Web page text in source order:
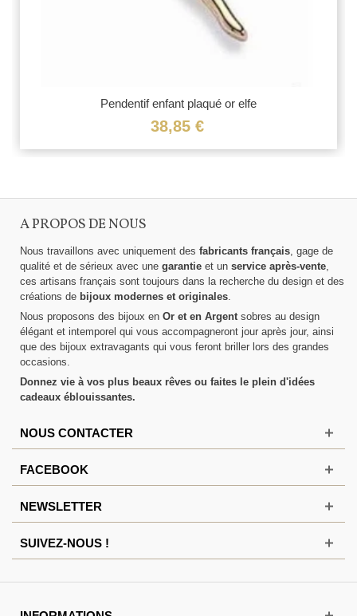
Pendentif enfant plaqué or elfe
38,85 €
A PROPOS DE NOUS
Nous travaillons avec uniquement des fabricants français, gage de
qualité et de sérieux avec une garantie et un service après-vente,
ces artisans français sont toujours dans la recherche du design et des
créations de bijoux modernes et originales.
Nous proposons des bijoux en Or et en Argentsobres au design
élégant et intemporel qui vous accompagneront jour après jour, ainsi
que des bijoux extravagants qui vous feront briller lors des grandes
occasions.
Donnez vie à vos plus beaux rêves ou faites le plein d'idées
cadeaux éblouissantes.
NOUS CONTACTER
FACEBOOK
NEWSLETTER
SUIVEZ-NOUS !